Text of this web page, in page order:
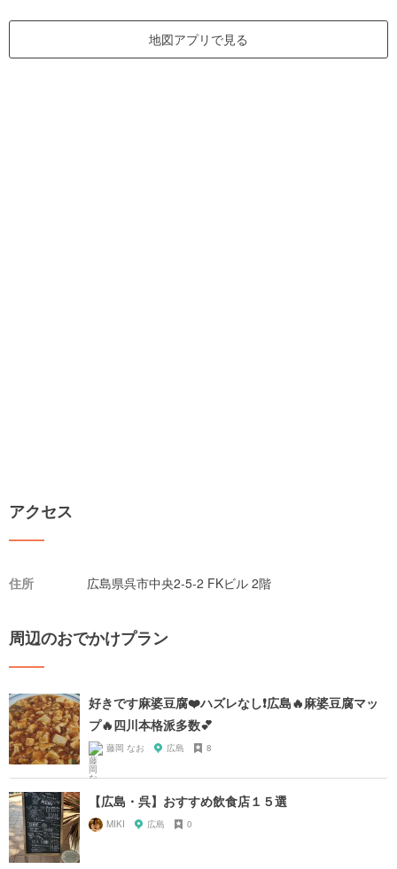
地図アプリで見る
アクセス
住所 広島県呉市中央2-5-2 FKビル 2階
周辺のおでかけプラン
好きです麻婆豆腐❤️ハズレなし❗️広島🔥麻婆豆腐マッ
プ🔥四川本格派多数💕
藤岡 なお 広島 8
【広島・呉】おすすめ飲食店１５選
MIKI 広島 0